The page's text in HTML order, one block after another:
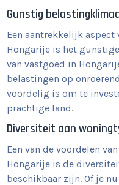
Gunstig
Een aantrekkelijk aspect
Hongarije is het
van vastgoed in
belastingen op
voordelig is om te
prachtige land.
Diversiteit aan
Een van de voordelen
Hongarije is de
beschikbaar zijn. Of je